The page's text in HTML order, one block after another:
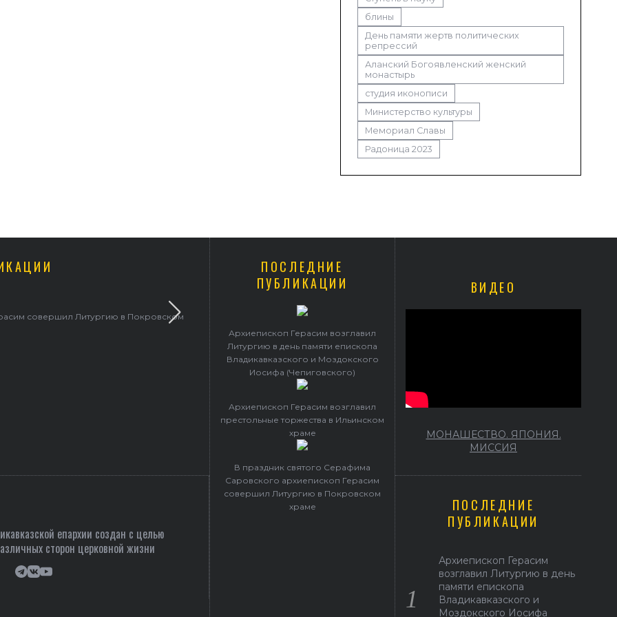
блины
День памяти жертв политических
репрессий
Аланский Богоявленский женский
монастырь
студия иконописи
Министерство культуры
Мемориал Славы
Радоница 2023
совершил Литургию в Покровском
епархии создан c целью
сторон церковной жизни
ПОСЛЕДНИЕ
ПУБЛИКАЦИИ
Архиепископ Герасим возглавил
Литургию в день памяти епископа
Владикавказского и Моздокского
Иосифа (Чепиговского)
Архиепископ Герасим возглавил
престольные торжества в Ильинском
храме
В праздник святого Серафима
Саровского архиепископ Герасим
совершил Литургию в Покровском
храме
ВИДЕО
МОНАШЕСТВО. ЯПОНИЯ.
МИССИЯ
ПОСЛЕДНИЕ
ПУБЛИКАЦИИ
Архиепископ Герасим
возглавил Литургию в день
памяти епископа
Владикавказского и
Моздокского Иосифа